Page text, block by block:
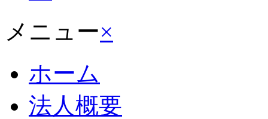
メニュー×
ホーム
法人概要